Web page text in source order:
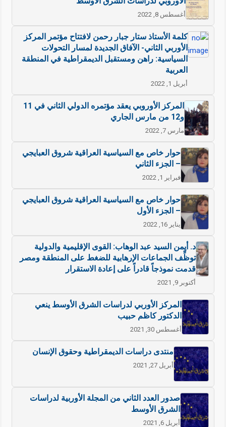
أغسطس 8, 2022
كلمة الأستاذ ستار جبار رحمن لافتتاح مؤتمر المركز
الأوربي الثاني- الآفاق الجديدة لمسار التحولات
السياسية: راهن ومستقبل الديمقراطية في المنطقة
العربية
أبريل 1, 2022
المركز الأوروبي يعقد مؤتمره الدولي الثاني في 11
و12 من مارس الجاري
مارس 7, 2022
حوار خاص مع السياسية العراقية شروق العبايجي
– الجزء الثاني
فبراير 1, 2022
حوار خاص مع السياسية العراقية شروق العبايجي
– الجزء الأول
يناير 16, 2022
د. أيمن السيد عبد الوهاب: القوى الإقليمية والدولية
توظِّف الجماعات الإرهابية للضغط على المنطقة ومصر
قدمت نموذجاً قادراً على إعادة الاستقرار
أكتوبر 9, 2021
المركز الأوربي لدراسات الشرق الأوسط ينعي
الدكتور كاظم حبيب
أغسطس 30, 2021
منتدى دراسات الديمقراطية وحقوق الإنسان
أبريل 27, 2021
صدور العدد الثاني من المجلة الأوربية لدراسات
الشرق الأوسط
أبريل 6, 2021